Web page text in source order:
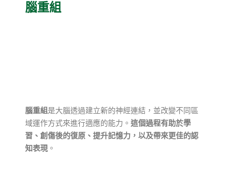
腦重組
腦重組是大腦透過建立新的神經連結，並改變不同區
域運作方式來進行適應的能力。 這個過程有助於學
習、創傷後的復原、提升記憶力，以及帶來更佳的認
知表現。